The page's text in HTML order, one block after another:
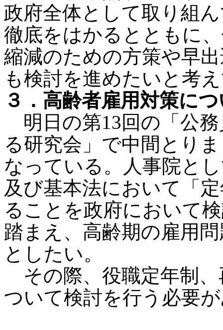
政府全体として取り組
徹底をはかるとともに
縮減のための方策や早
も検討を進めたいと考
３．高齢者雇用対策に
明日の第13回の「公
る研究会」で中間とり
なっている。人事院と
及び基本法において「
ることを政府において
踏まえ、高齢期の雇用
としたい。
その際、役職定年制
ついて検討を行う必要